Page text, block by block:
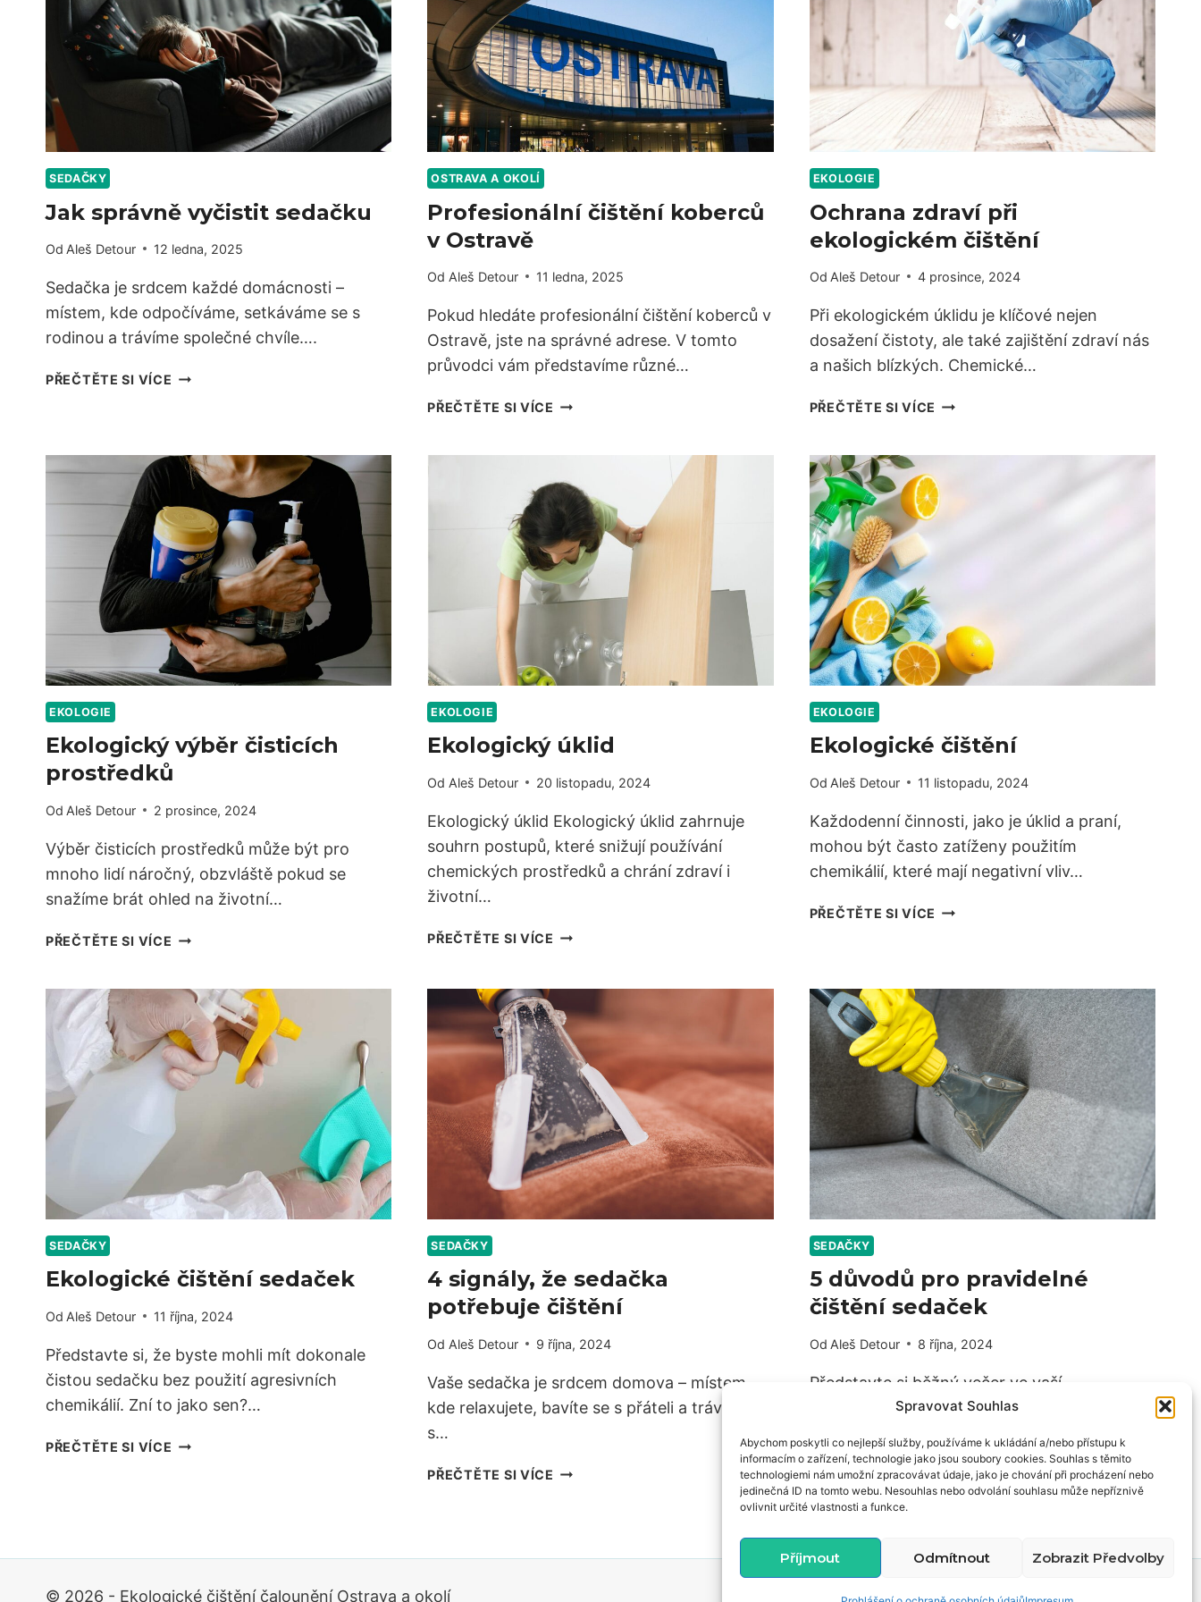
Spravovat Souhlas
Abychom poskytli co nejlepší služby, používáme k ukládání a/nebo přístupu k
informacím o zařízení, technologie jako jsou soubory cookies. Souhlas s těmito
technologiemi nám umožní zpracovávat údaje, jako je chování při procházení nebo
jedinečná ID na tomto webu. Nesouhlas nebo odvolání souhlasu může nepříznivě
ovlivnit určité vlastnosti a funkce.
Příjmout Odmítnout Zobrazit Předvolby
SEDAČKY
Jak správně vyčistit sedačku
Od Aleš Detour 12 ledna, 2025
Sedačka je srdcem každé domácnosti –
místem, kde odpočíváme, setkáváme se s
rodinou a trávíme společné chvíle….
PŘEČTĚTE SI VÍCE JAK
OSTRAVA A OKOLÍ
Profesionální čištění koberců
v Ostravě
Od Aleš Detour 11 ledna, 2025
Pokud hledáte profesionální čištění koberců v
Ostravě, jste na správné adrese. V tomto
průvodci vám představíme různé…
PŘEČTĚTE SI VÍCE PROFESIONÁLNÍ
OSTRAVĚ
EKOLOGIE
Ochrana zdraví při
ekologickém čištění
Od Aleš Detour 4 prosince, 2024
Při ekologickém úklidu je klíčové nejen
dosažení čistoty, ale také zajištění zdraví nás
a našich blízkých. Chemické…
PŘEČTĚTE SI VÍCE OCHRANA
ČIŠTĚNÍ
EKOLOGIE
Ekologický výběr čisticích
prostředků
Od Aleš Detour 2 prosince, 2024
Výběr čisticích prostředků může být pro
mnoho lidí náročný, obzvláště pokud se
snažíme brát ohled na životní…
PŘEČTĚTE SI VÍCE EKOLOGICKÝ
PROSTŘEDKŮ
EKOLOGIE
Ekologický úklid
Od Aleš Detour 20 listopadu, 2024
Ekologický úklid Ekologický úklid zahrnuje
souhrn postupů, které snižují používání
chemických prostředků a chrání zdraví i
životní…
PŘEČTĚTE SI VÍCE EKOLOGICKÝ
EKOLOGIE
Ekologické čištění
Od Aleš Detour 11 listopadu, 2024
Každodenní činnosti, jako je úklid a praní,
mohou být často zatíženy použitím
chemikálií, které mají negativní vliv…
PŘEČTĚTE SI VÍCE EKOLOGICKÉ
SEDAČKY
Ekologické čištění sedaček
Od Aleš Detour 11 října, 2024
Představte si, že byste mohli mít dokonale
čistou sedačku bez použití agresivních
chemikálií. Zní to jako sen?…
PŘEČTĚTE SI VÍCE EKOLOGICKÉ
SEDAČKY
4 signály, že sedačka
potřebuje čištění
Od Aleš Detour 9 října, 2024
Vaše sedačka je srdcem domova – místem,
kde relaxujete, bavíte se s přáteli a trávíte čas
s…
PŘEČTĚTE SI VÍCE 4
SEDAČKY
5 důvodů pro pravidelné
čištění sedaček
Od Aleš Detour 8 října, 2024
Představte si běžný večer ve vaší
domácnosti. Celá rodina se schází na
PŘEČTĚTE SI VÍCE5
DŮVODŮ
ČIŠTĚNÍ
© 2026 - Ekologické čištění čalounění Ostrava a okolí